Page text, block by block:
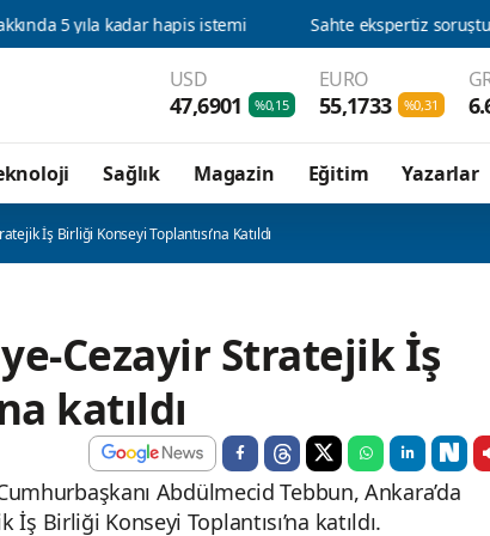
USD
47,6901 %0,15
EURO
55,1733 %0,31
Sağlık Magazin Eğitim Yazarlar
İş Birliği Konseyi Toplantısı’na Katıldı
Cezayir Stratejik İş
katıldı
Abdülmecid Tebbun, Ankara’da
Birliği Konseyi Toplantısı’na katıldı.